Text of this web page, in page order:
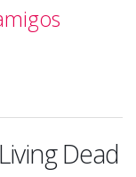
Dead